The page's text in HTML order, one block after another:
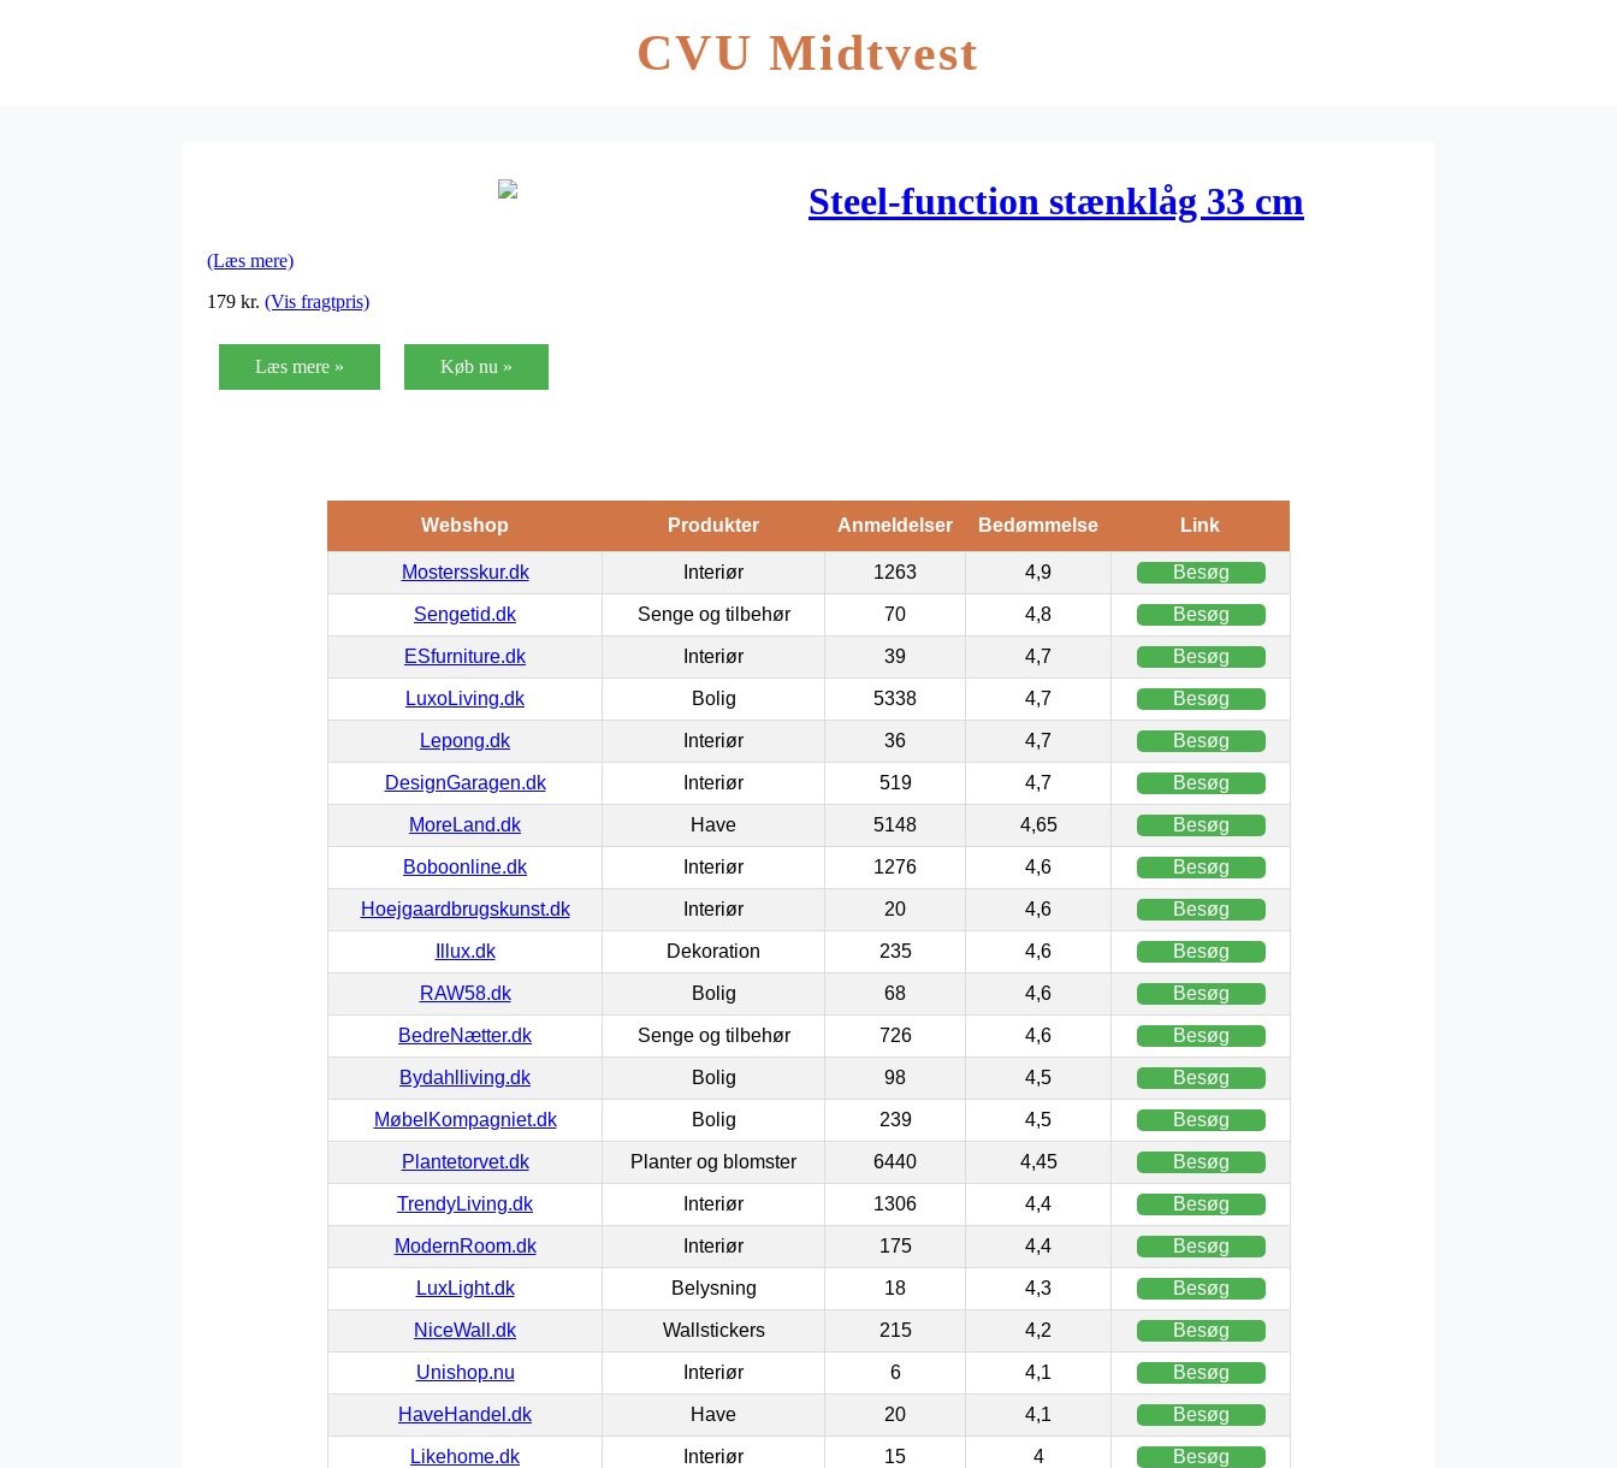
CVU Midtvest
Steel-function stænklåg 33 cm
(Læs mere)
179 kr. (Vis fragtpris)
Læs mere » Køb nu »
Webshop Produkter Anmeldelser Bedømmelse Link
Mostersskur.dk Interiør 1263 4,9 Besøg
Sengetid.dk Senge og tilbehør 70 4,8 Besøg
ESfurniture.dk Interiør 39 4,7 Besøg
LuxoLiving.dk Bolig 5338 4,7 Besøg
Lepong.dk Interiør 36 4,7 Besøg
DesignGaragen.dk Interiør 519 4,7 Besøg
MoreLand.dk Have 5148 4,65 Besøg
Boboonline.dk Interiør 1276 4,6 Besøg
Hoejgaardbrugskunst.dk Interiør 20 4,6 Besøg
Illux.dk Dekoration 235 4,6 Besøg
RAW58.dk Bolig 68 4,6 Besøg
BedreNætter.dk Senge og tilbehør 726 4,6 Besøg
Bydahlliving.dk Bolig 98 4,5 Besøg
MøbelKompagniet.dk Bolig 239 4,5 Besøg
Plantetorvet.dk Planter og blomster 6440 4,45 Besøg
TrendyLiving.dk Interiør 1306 4,4 Besøg
ModernRoom.dk Interiør 175 4,4 Besøg
LuxLight.dk Belysning 18 4,3 Besøg
NiceWall.dk Wallstickers 215 4,2 Besøg
Unishop.nu Interiør 6 4,1 Besøg
HaveHandel.dk Have 20 4,1 Besøg
Likehome.dk Interiør 15 4 Besøg